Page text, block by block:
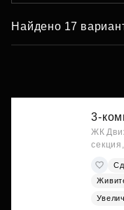
Найдено 17
3-
ЖК